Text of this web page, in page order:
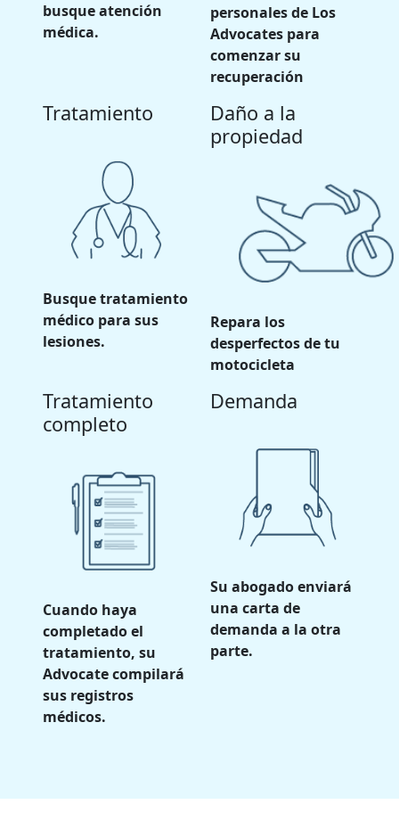
busque atención
médica.
personales de Los
Advocates para
comenzar su
recuperación
Tratamiento
Busque tratamiento
médico para sus
lesiones.
Daño a la
propiedad
Repara los
desperfectos de tu
motocicleta
Tratamiento
completo
Cuando haya
completado el
tratamiento, su
Advocate compilará
sus registros
médicos.
Demanda
Su abogado enviará
una carta de
demanda a la otra
parte.